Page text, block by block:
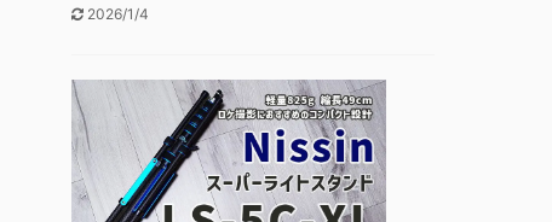
2026/1/4